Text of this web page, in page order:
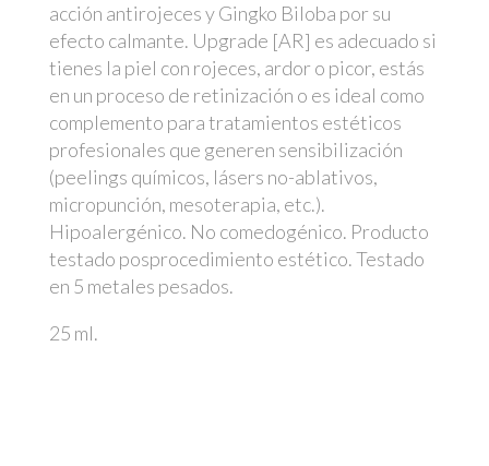
acción antirojeces y Gingko Biloba por su
efecto calmante. Upgrade [AR] es adecuado si
tienes la piel con rojeces, ardor o picor, estás
en un proceso de retinización o es ideal como
complemento para tratamientos estéticos
profesionales que generen sensibilización
(peelings químicos, lásers no-ablativos,
micropunción, mesoterapia, etc.).
Hipoalergénico. No comedogénico. Producto
testado posprocedimiento estético. Testado
en 5 metales pesados.
25 ml.